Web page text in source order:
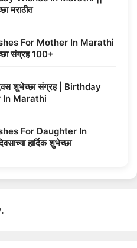
मराठीत
For Mother In Marathi
संग्रह 100+
शुभेच्छा संग्रह | Birthday
In Marathi
For Daughter In
हार्दिक शुभेच्छा